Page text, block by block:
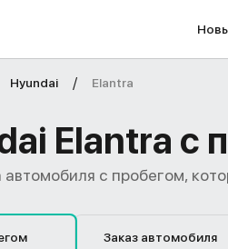
Hyundai Elantra
Elantra с
с пробегом,
Заказ автомобиля